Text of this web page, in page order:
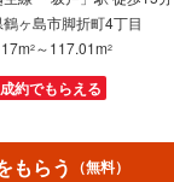
ヶ島市脚折町4丁目
2 ～117.01m2
成約でもらえる
もらう （無料）